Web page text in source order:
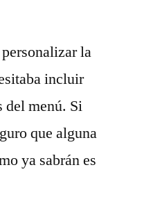
la
incluir
del menú. Si
que alguna
ya sabrán es